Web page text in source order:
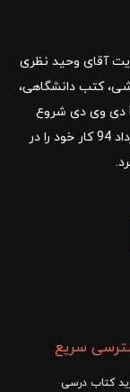
خود را با مدیریت آقای وحید نظری
کتب دانشگاهی،
کتابهای زبان خارجه، انواع CD سی دی و DVD دی وی دی شروع
کرد.فروشگاه آنلاین کتاب مارکا در تاریخ 18 مرداد 94 کار خود را در
سریع
کتاب درسی